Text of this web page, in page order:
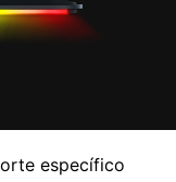
específico